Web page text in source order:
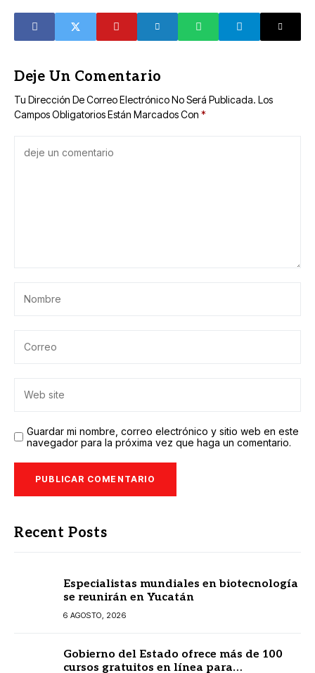
2026
Deje Un Comentario
Tu Dirección De Correo Electrónico No Será Publicada. Los
Campos Obligatorios Están Marcados Con *
Guardar mi nombre, correo electrónico y sitio web en este
navegador para la próxima vez que haga un comentario.
Recent Posts
Especialistas mundiales en biotecnología
se reunirán en Yucatán
6 AGOSTO, 2026
Gobierno del Estado ofrece más de 100
cursos gratuitos en línea para